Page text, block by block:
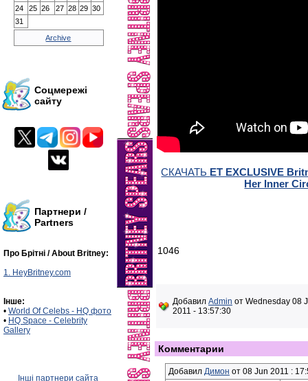
24
25 26 27 28 29 30
31
Archive
Соцмережі
сайту
Партнери /
Partners
Про Брітні / About Britney:
1. HeyBritney.com
Інше:
• World Of Celebs - HQ фото
• HQ Space - Celebrity
Gallery
Інші партнери сайта
СКАЧАТЬ ET EXCLUSIVE
Her Inner
1046
Добавил Admin от Wednesday 08
2011 - 13:57:30
Комментарии
Добавил Димон от 08 Jun 2011 :